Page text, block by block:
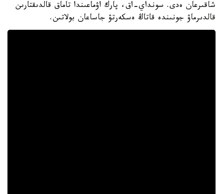
شاقىرعان ەدى. سونداي-اق، پارك اۋماعىندا تاماق قالدىقتارىن
قالدىرماۋ جونىندە قاتاڭ ەسكەرتۋ جاساعان بولاتىن.